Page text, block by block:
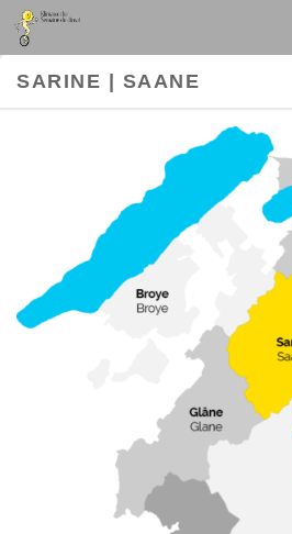
Au dessous du contenu
SARINE | SAANE